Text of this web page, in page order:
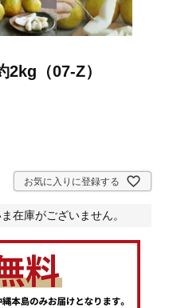
2kg（07-Z）
お気に入りに登録する
在庫がございません。